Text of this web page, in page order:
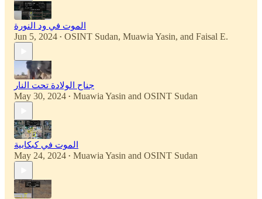
الموت في ود النورة
Jun 5, 2024 • OSINT Sudan, Muawia Yasin, and Faisal E.
جناح الولادة تحت النار
May 30, 2024 • Muawia Yasin and OSINT Sudan
الموت في كبكابية
May 24, 2024 • Muawia Yasin and OSINT Sudan